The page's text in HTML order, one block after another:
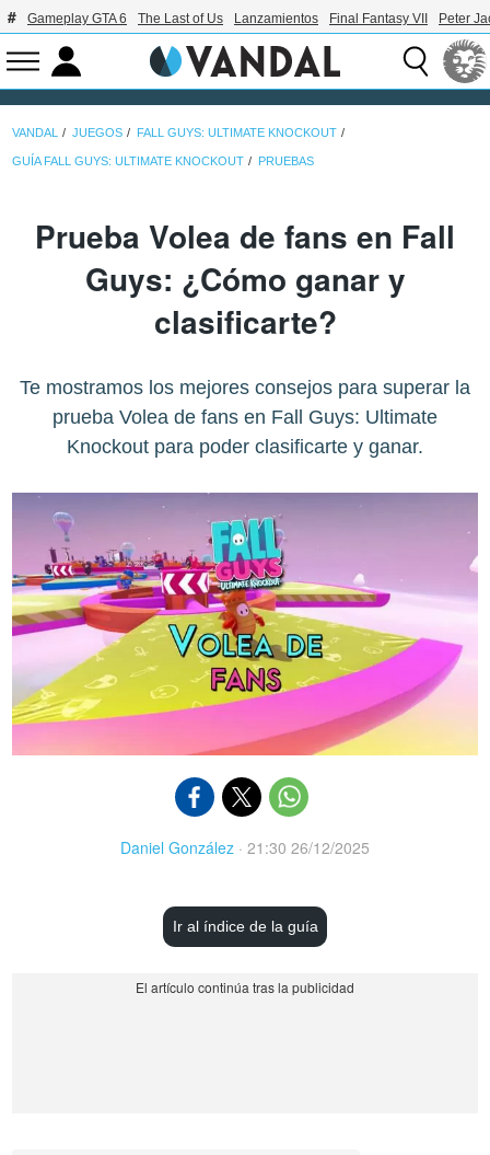
Gameplay GTA 6 The Last of Us Lanzamientos Final Fantasy VII Peter
VANDAL JUEGOS FALL GUYS: ULTIMATE KNOCKOUT
GUÍA FALL GUYS: ULTIMATE KNOCKOUT PRUEBAS
Prueba Volea de fans en Fall
Guys: ¿Cómo ganar y
clasificarte?
Te mostramos los mejores consejos para superar la
prueba Volea de fans en Fall Guys: Ultimate
Knockout para poder clasificarte y ganar.
Daniel González · 21:30 26/12/2025
Ir al índice de la guía